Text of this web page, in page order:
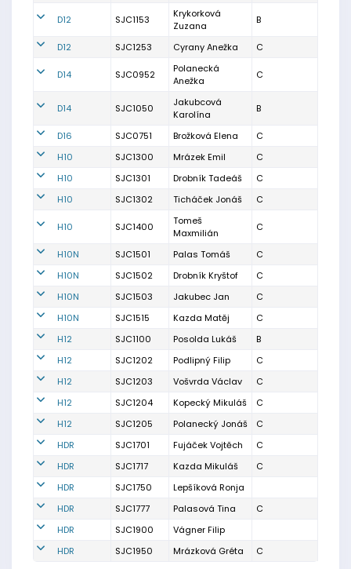
D12 SJC1153
Krykorková
Zuzana
B
D12 SJC1253 Cyrany Anežka C
D14 SJC0952
Polanecká
Anežka
C
D14 SJC1050
Jakubcová
Karolína
B
D16 SJC0751 Brožková Elena
C
H10
SJC1300 Mrázek Emil
C
H10
SJC1301 Drobník Tadeáš
C
H10
SJC1302 Ticháček Jonáš C
H10 SJC1400
Tomeš
Maxmilián
C
H10N SJC1501 Palas Tomáš
C
H10N
SJC1502 Drobník Kryštof
C
H10N
SJC1503 Jakubec Jan
C
H10N
SJC1515 Kazda Matěj
C
H12
SJC1100 Posolda Lukáš
B
H12
SJC1202 Podlipný Filip
C
H12
SJC1203 Vošvrda Václav
C
H12
SJC1204 Kopecký Mikuláš
C
H12
SJC1205 Polanecký Jonáš
C
HDR
SJC1701 Fujáček Vojtěch
C
HDR
SJC1717 Kazda Mikuláš
C
HDR
SJC1750
Lepšíková Ronja
HDR
SJC1777 Palasová Tina
C
HDR
SJC1900
Vágner Filip
HDR
SJC1950 Mrázková Gréta C